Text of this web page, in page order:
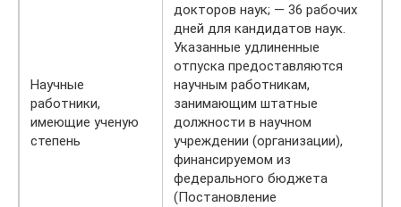
Научные
работники,
имеющие ученую
степень
докторов наук; — 36 рабочих
дней для кандидатов наук.
Указанные удлиненные
отпуска предоставляются
научным работникам,
занимающим штатные
должности в научном
учреждении (организации),
финансируемом из
федерального бюджета
(Постановление